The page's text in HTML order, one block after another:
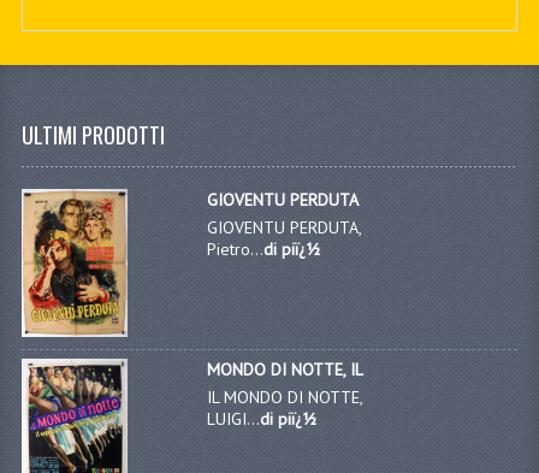
ULTIMI PRODOTTI
GIOVENTU PERDUTA
GIOVENTU PERDUTA,
Pietro...di piï¿½
MONDO DI NOTTE, IL
IL MONDO DI NOTTE,
LUIGI...di piï¿½